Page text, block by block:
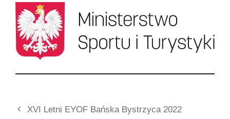
XVI Letni EYOF Bańska Bystrzyca 2022